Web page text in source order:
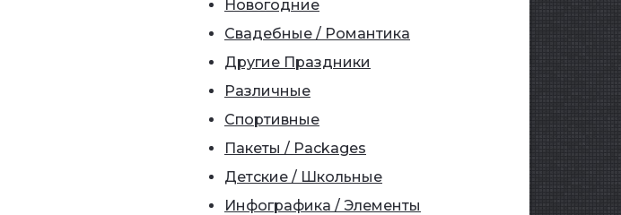
Новогодние
Свадебные / Романтика
Другие Праздники
Различные
Спортивные
Пакеты / Packages
Детские / Школьные
Инфографика / Элементы